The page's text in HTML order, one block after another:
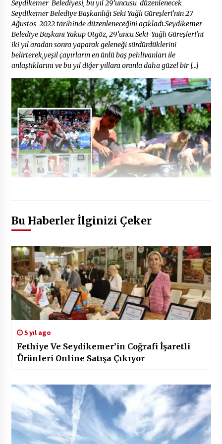
Seydikemer Belediyesi, bu yıl 29’uncusu düzenlenecek
Seydikemer Belediye Başkanlığı Seki Yağlı Güreşleri’nin 27
Ağustos 2022 tarihinde düzenleneceğini açıkladı.Seydikemer
Belediye Başkanı Yakup Otgöz, 29’uncu Seki Yağlı Güreşleri’ni
iki yıl aradan sonra yaparak geleneği sürdürdüklerini
belirterek,yeşil çayırların en ünlü baş pehlivanları ile
anlaştıklarını ve bu yıl diğer yıllara oranla daha güzel bir […]
Bu Haberler İlginizi Çeker
5 yıl ago
Fethiye Ve Seydikemer’in Coğrafi İşaretli
Ürünleri Online Satışa Çıkıyor